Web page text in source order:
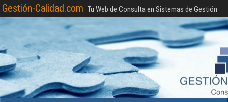
Gestión-Calidad.com Tu Web de Consulta en Sistemas de Gestión